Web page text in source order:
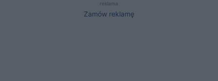
reklama
Zamów reklamę